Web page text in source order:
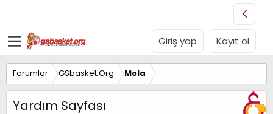
Giriş yap Kayıt ol
Forumlar GSbasket.Org Mola
Yardım Sayfası